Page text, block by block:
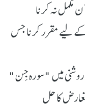
مکمل نہ کرنا
لیے مقرر کرنا جس
روشنی میں "سورہ جِن"
کا حل